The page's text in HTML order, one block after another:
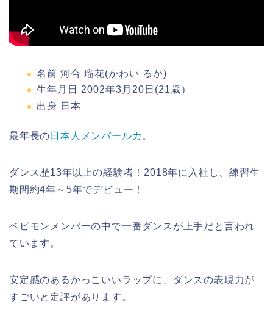
名前 河合 瑠花(かわい るか)
生年月日 2002年3月20日(21歳）
出身 日本
最年長の 日本人メンバールカ 。
ダンス歴13年以上の経験者！2018年に入社し、練習生
期間約4年～5年でデビュー！
ベビモンメンバーの中で一番ダンスが上手だと言われ
ています。
安定感のあるかっこいいラップに、ダンスの表現力が
すごいと定評があります。